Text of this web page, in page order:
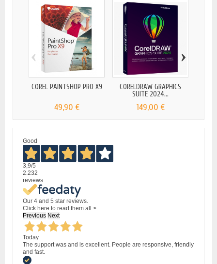
COREL PAINTSHOP PRO X9
49,90 €
CORELDRAW GRAPHICS
SUITE 2024...
149,00 €
‹ ›
Good
3,9/5
2.232
reviews
Our 4 and 5 star reviews.
Click here to read them all >
Previous Next
Today
The support was and is excellent. People are responsive, friendly
and fast.